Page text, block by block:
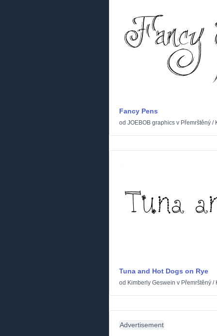
Fancy Pens
od JOEBOB graphics v Přemrštěný /
Tuna and Hot Dogs on Rye
od Kimberly Geswein v Přemrštěný /
Advertisement